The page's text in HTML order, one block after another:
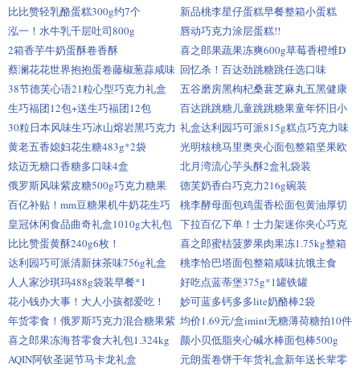
比比赞轻乳酪蛋糕300g约7个
新品桃李星仔蛋糕早餐整箱小蛋糕
泓一！水牛乳千层吐司800g
唇动巧克力涂层蛋糕!!
2箱香芋牛奶蛋酥卷香酥
喜之郎果蔬果冻爽600g草莓香橙维D
零食
蔡澜花花世界抱抱蛋卷藤椒葱蒜咸味
蛋卷
回忆杀！百达劲跳糖跳任选口味
38节德芙心语21粒心型巧克力礼盒
五谷磨房黑枸杞桑葚芝麻丸五黑健康
零食糕点
生巧福团12包+送生巧福团12包
百达跳跳糖儿童跳跳糖果童年怀旧小
孩子学生
30粒日本风味生巧冰山熔岩黑巧克力 礼盒达利园巧可派815g糕点巧克力味
黄老五香媳妇花生糖483g*2袋
光明核桃马里奥夹心面包整箱坚果欧
包早餐
炫迈无糖口香糖多口味4盒
北月湾流心芋头酥2盒礼袋装
俄罗斯风味紫皮糖500g巧克力糖果
德芙奶香白巧克力216g碗装
百亿补贴！mm豆糖果机牛奶花生巧
克力100g*2
桃李酵母面包鸡蛋香松面包黄油厚切
吐司6个
皇冠休闲食品曲奇礼盒1010g大礼包 下拉百亿下单！士力架迷你夹心巧克
力260g
比比赞蛋黄酥240g6枚！
喜之郎蜜桔菠萝果肉果冻1.75kg整箱
50杯
达利园巧可派清新抹茶味756g礼盒
桃李恰巴塔面包整箱咸味抗饿主食
人人家沙琪玛488g袋装早餐*1
好吃点蓝蒂堡375g*1罐铁罐
花小钱办大事！大人小孩都爱吃！
妙可蓝多钙多多lite奶酪棒2袋
年货零食！俄罗斯巧克力混合糖果紫
皮糖
均价1.69元/盒imint无糖薄荷糖拍10件
喜之郎果冻海苔零食大礼包1.324kg
颜小贝低脂夹心碱水棒面包棒500g
AQIN阿钦圣诞节马卡龙礼盒
元朗蛋卷饼干年货礼盒新年送长辈零